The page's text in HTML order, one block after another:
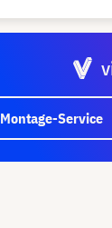
Montage-Service